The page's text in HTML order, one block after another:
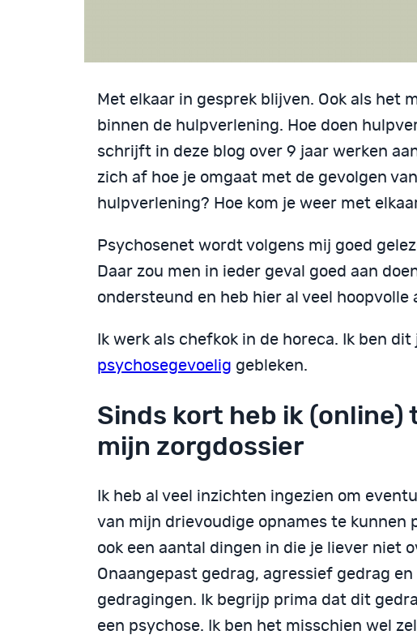
Met elkaar in gesprek blijven. Ook als het
binnen de hulpverlening. Hoe doen
schrijft in deze blog over 9 jaar werken
zich af hoe je omgaat met de gevolgen
hulpverlening? Hoe kom je weer met
Psychosenet wordt volgens mij goed
Daar zou men in ieder geval goed aan
ondersteund en heb hier al veel hoopvolle
Ik werk als chefkok in de horeca. Ik ben
psychosegevoelig gebleken.
Sinds kort heb ik (online)
mijn zorgdossier
Ik heb al veel inzichten ingezien om
van mijn drievoudige opnames te kunnen
ook een aantal dingen in die je liever niet
Onaangepast gedrag, agressief gedrag
gedragingen. Ik begrijp prima dat dit
een psychose. Ik ben het misschien wel